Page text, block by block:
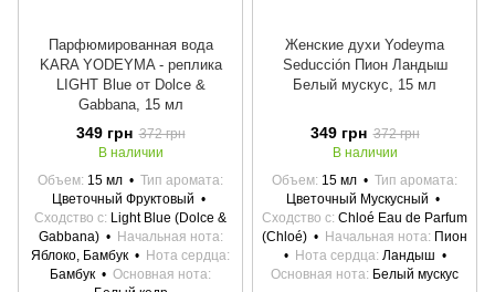
Парфюмированная вода
KARA YODEYMA - реплика
LIGHT Blue от Dolce &
Gabbana, 15 мл
349 грн 372 грн
В наличии
Объем 15 мл
Тип аромата
Цветочный Фруктовый
Сходство с Light Blue (Dolce &
Gabbana)
Начальная нота
Яблоко, Бамбук
Нота сердца
Бамбук
Основная нота
Женские духи Yodeyma
Seducción Пион Ландыш
Белый мускус, 15 мл
349 грн 372 грн
В наличии
Объем 15 мл
Тип аромата
Цветочный Мускусный
Сходство с Chloé Eau de Parfum
(Chloé)
Начальная нота Пион
Нота сердца Ландыш
Основная нота Белый мускус